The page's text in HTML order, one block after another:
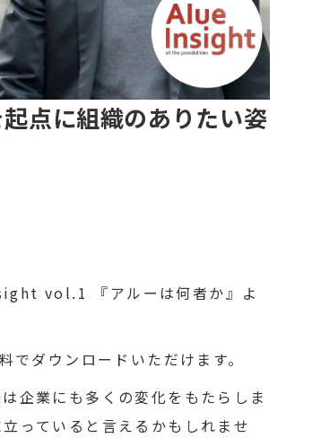
点に組織のありたい姿
vol.1 『アルーは何者か』よ
でダウンロードいただけます。
企業にも多くの変化をもたらしま
っていると言えるかもしれませ